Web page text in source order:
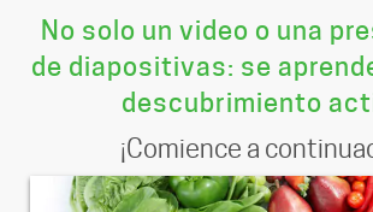
No solo un video o una
de diapositivas: se
descubrimiento
¡Comience a